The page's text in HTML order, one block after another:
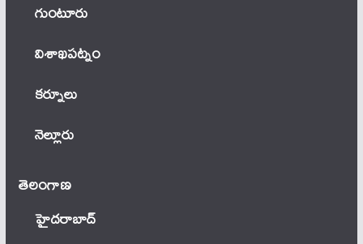
గుంటూరు
విశాఖపట్నం
కర్నూలు
నెల్లూరు
తెలంగాణ‌
హైదరాబాద్